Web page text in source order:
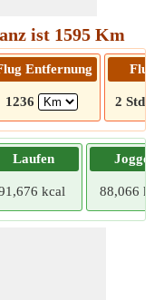
ist 1595 Km
Entfernung
1236 2 Std 2
Laufen
kcal
Joggen
88,066